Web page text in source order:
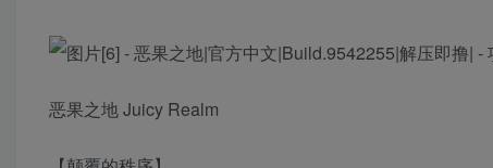
恶果之地 Juicy Realm